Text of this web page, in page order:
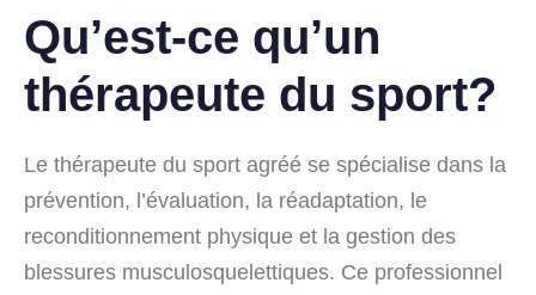
Qu’est-ce qu’un
thérapeute du sport?
Le thérapeute du sport agréé se spécialise dans la
prévention, l’évaluation, la réadaptation, le
reconditionnement physique et la gestion des
blessures musculosquelettiques. Ce professionnel